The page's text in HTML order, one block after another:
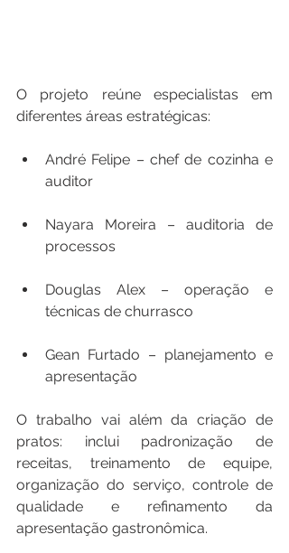
O projeto reúne especialistas em
diferentes áreas estratégicas:
André Felipe – chef de cozinha e
auditor
Nayara Moreira – auditoria de
processos
Douglas Alex – operação e
técnicas de churrasco
Gean Furtado – planejamento e
apresentação
O trabalho vai além da criação de
pratos: inclui padronização de
receitas, treinamento de equipe,
organização do serviço, controle de
qualidade e refinamento da
apresentação gastronômica.